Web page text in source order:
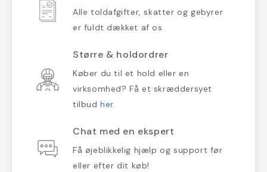
Alle toldafgifter, skatter og gebyrer
er fuldt dækket af os.
Større & holdordrer
Køber du til et hold eller en
virksomhed? Få et skræddersyet
tilbudher.
Chat med en ekspert
Få øjeblikkelig hjælp og support før
eller efter dit køb!